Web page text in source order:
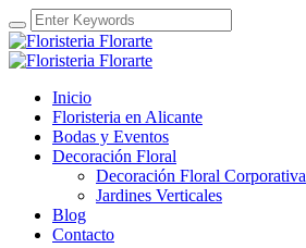
Inicio
Floristeria en Alicante
Bodas y Eventos
Decoración Floral
Decoración Floral Corporativa
Jardines Verticales
Blog
Contacto